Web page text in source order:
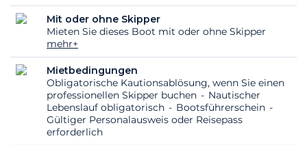
Mit oder ohne Skipper
Mieten Sie dieses Boot mit oder ohne Skipper
mehr+
Mietbedingungen
Obligatorische Kautionsablösung, wenn Sie einen
professionellen Skipper buchen
Nautischer
Lebenslauf obligatorisch
Bootsführerschein
Gültiger Personalausweis oder Reisepass
erforderlich